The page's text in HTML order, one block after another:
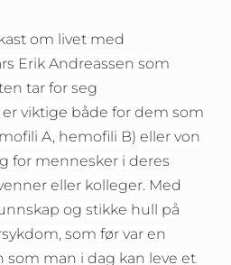
om livet med
Erik Andreassen som
tar for seg
viktige både for dem som
A, hemofili B) eller von
for mennesker i deres
eller kolleger. Med
og stikke hull på
som før var en
som man i dag kan leve et